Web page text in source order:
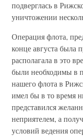
подверглась в
уничтожении
Операция флота,
конце августа была
располагала в это
были необходимы в
нашего флота в
имел бы в то время
представился
неприятелем, а
условий ведения